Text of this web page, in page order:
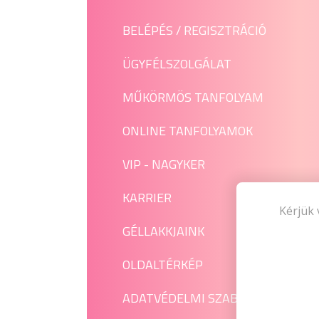
BELÉPÉS / REGISZTRÁCIÓ
ÜGYFÉLSZOLGÁLAT
MŰKÖRMÖS TANFOLYAM
ONLINE TANFOLYAMOK
VIP - NAGYKER
KARRIER
GÉLLAKKJAINK
OLDALTÉRKÉP
ADATVÉDELMI SZABÁLYZAT
Kérjük